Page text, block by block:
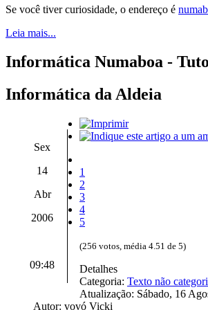
Se você tiver curiosidade, o endereço é
Leia mais...
Informática Numaboa -
Informática da Aldeia
Sex
14
Abr
2006
09:48
1
2
3
4
5
(256 votos, média 4.51 de 5)
Detalhes
Categoria: Texto não
Atualização: Sábado, 16
Autor: vovó Vicki